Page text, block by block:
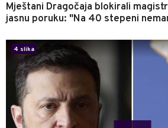
Mještani Dragočaja blokirali
jasnu poruku: "Na 40 stepeni
4 slika